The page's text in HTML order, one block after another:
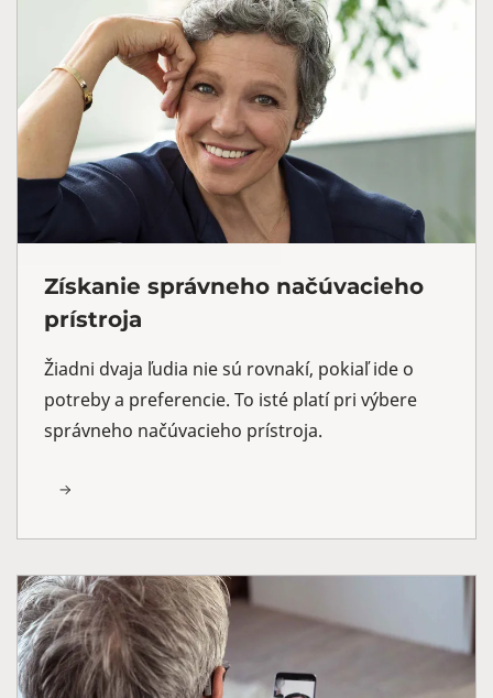
Získanie správneho načúvacieho
prístroja
Žiadni dvaja ľudia nie sú rovnakí, pokiaľ ide o
potreby a preferencie. To isté platí pri výbere
správneho načúvacieho prístroja.